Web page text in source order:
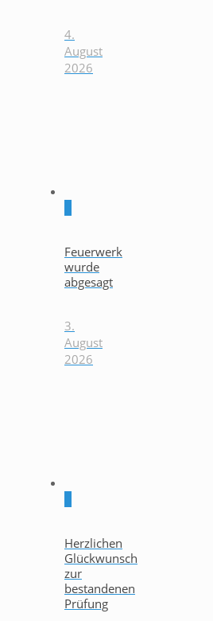
4.
August
2026
Feuerwerk
wurde
abgesagt
3.
August
2026
Herzlichen
Glückwunsch
zur
bestandenen
Prüfung